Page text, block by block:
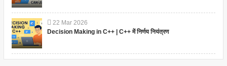
22 Mar 2026
Decision Making in C++ | C++ में निर्णय नियंत्रण